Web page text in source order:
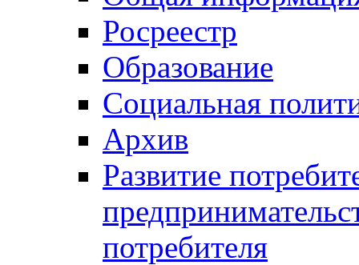
Росреестр
Образование
Социальная
Архив
Развитие
потребителя